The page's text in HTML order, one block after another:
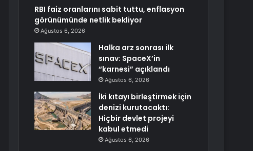
RBI faiz oranlarını sabit tuttu, enflasyon
görünümünde netlik bekliyor
Ağustos 6, 2026
Halka arz sonrası ilk
sınav: SpaceX’in
“karnesi” açıklandı
Ağustos 6, 2026
İki kıtayı birleştirmek için
denizi kurutacaktı:
Hiçbir devlet projeyi
kabul etmedi
Ağustos 6, 2026